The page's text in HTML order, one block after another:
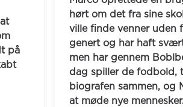
gerne
I
i
tryg ved
Jørgen elsker
interesse
af en
mødes
hinandens
venskab, og
Portugal med